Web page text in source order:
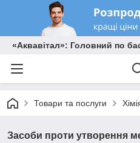
«Аквавітал»: Головний по
Товари та послуги
Засоби проти утворення